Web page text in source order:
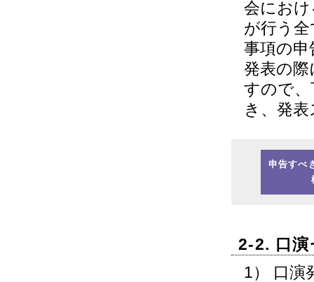
会におけ
が行う
事項の申
発表の
すので
き、発
申告すべ
2-2. 口
1） 口演